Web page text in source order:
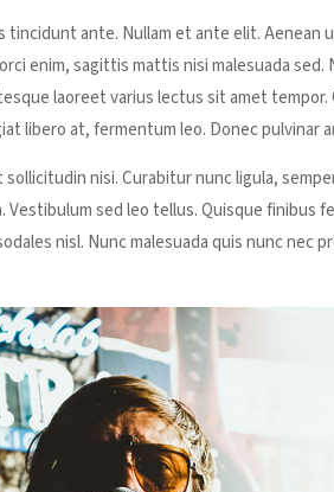
tincidunt ante. Nullam et ante elit.
enim, sagittis mattis nisi malesuada sed.
laoreet varius lectus sit amet
libero at, fermentum leo. Donec pulvinar
nisi. Curabitur nunc ligula,
sed leo tellus. Quisque finibus
nisl. Nunc malesuada quis nunc nec